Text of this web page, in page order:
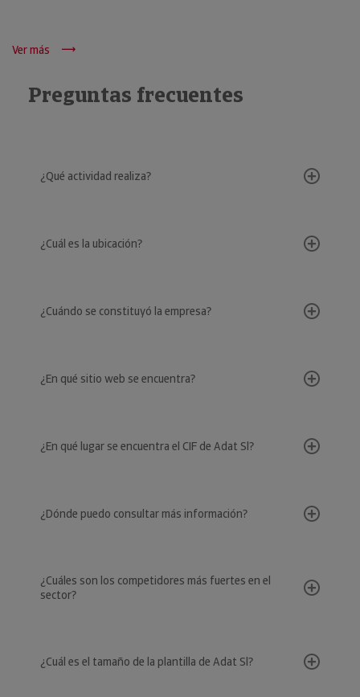
Ver más
Preguntas frecuentes
¿Qué actividad realiza?
¿Cuál es la ubicación?
¿Cuándo se constituyó la empresa?
¿En qué sitio web se encuentra?
¿En qué lugar se encuentra el CIF de Adat Sl?
¿Dónde puedo consultar más información?
¿Cuáles son los competidores más fuertes en el
sector?
¿Cuál es el tamaño de la plantilla de Adat Sl?